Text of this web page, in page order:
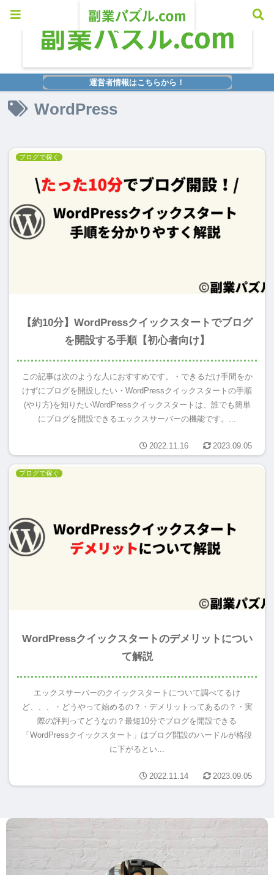
運営者情報はこちらから！
WordPress
ブログで稼ぐ
【約10分】WordPressクイックスタートでブログ
を開設する手順【初心者向け】
この記事は次のような人におすすめです。・できるだけ手間をか
けずにブログを開設したい・WordPressクイックスタートの手順
(やり方)を知りたいWordPressクイックスタートは、誰でも簡単
にブログを開設できるエックスサーバーの機能です。...
2022.11.16 2023.09.05
ブログで稼ぐ
WordPressクイックスタートのデメリットについ
て解説
エックスサーバーのクイックスタートについて調べてるけ
ど、、、・どうやって始めるの？・デメリットってあるの？・実
際の評判ってどうなの？最短10分でブログを開設できる
「WordPressクイックスタート」はブログ開設のハードルが格段
に下がるとい...
2022.11.14 2023.09.05